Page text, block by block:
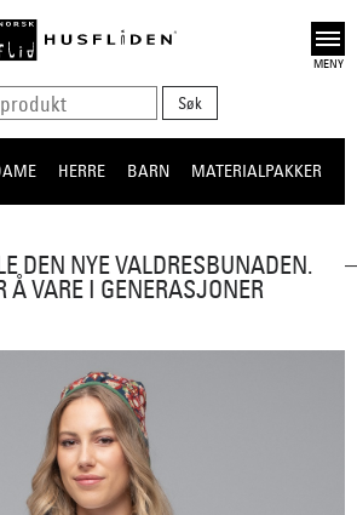
Open
HERRE BARN MATERIALPAKKER
DEN NYE VALDRESBUNADEN.
Å VARE I GENERASJONER